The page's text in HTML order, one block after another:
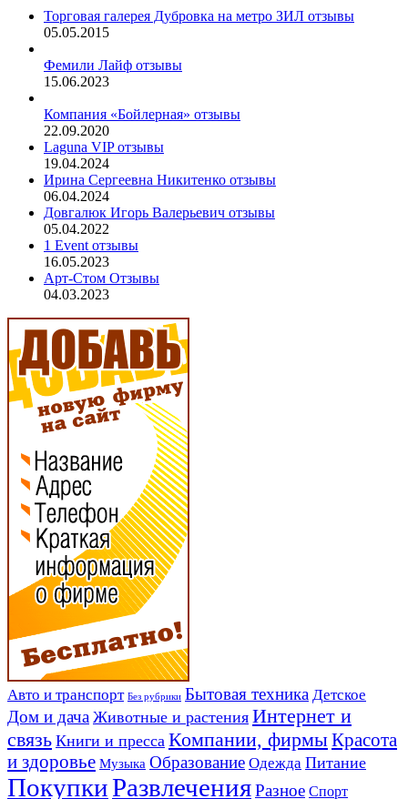
Торговая галерея Дубровка на метро ЗИЛ отзывы
05.05.2015
Фемили Лайф отзывы
15.06.2023
Компания «Бойлерная» отзывы
22.09.2020
Laguna VIP отзывы
19.04.2024
Ирина Сергеевна Никитенко отзывы
06.04.2024
Довгалюк Игорь Валерьевич отзывы
05.04.2022
1 Event отзывы
16.05.2023
Арт-Стом Отзывы
04.03.2023
Авто и транспорт Без рубрики Бытовая техника Детское
Дом и дача Животные и растения Интернет и
связь Книги и пресса Компании, фирмыКрасота
и здоровье Музыка Образование Одежда Питание
ПокупкиРазвлеченияРазное Спорт